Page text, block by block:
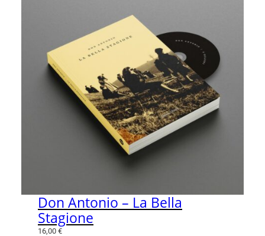
Don Antonio – La Bella
Stagione
16,00 €